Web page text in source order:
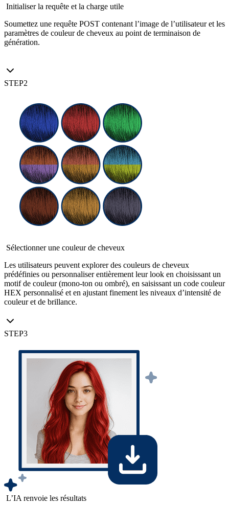
Initialiser la requête et la charge utile
Soumettez une requête POST contenant l’image de l’utilisateur et les
paramètres de couleur de cheveux au point de terminaison de
génération.
STEP2
Sélectionner une couleur de cheveux
Les utilisateurs peuvent explorer des couleurs de cheveux
prédéfinies ou personnaliser entièrement leur look en choisissant un
motif de couleur (mono-ton ou ombré), en saisissant un code couleur
HEX personnalisé et en ajustant finement les niveaux d’intensité de
couleur et de brillance.
STEP3
L’IA renvoie les résultats